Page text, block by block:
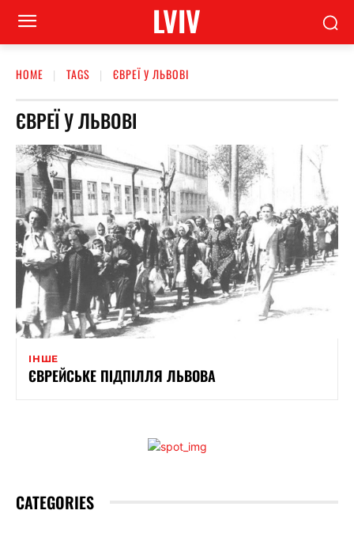
LVIV
HOME TAGS ЄВРЕЇ У ЛЬВОВІ
ЄВРЕЇ У ЛЬВОВІ
ІНШЕ
ЄВРЕЙСЬКЕ ПІДПІЛЛЯ ЛЬВОВА
CATEGORIES